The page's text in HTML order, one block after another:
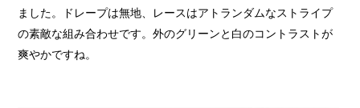
ました。ドレープは無地、レースはアトランダムなストライプ
の素敵な組み合わせです。外のグリーンと白のコントラストが
爽やかですね。